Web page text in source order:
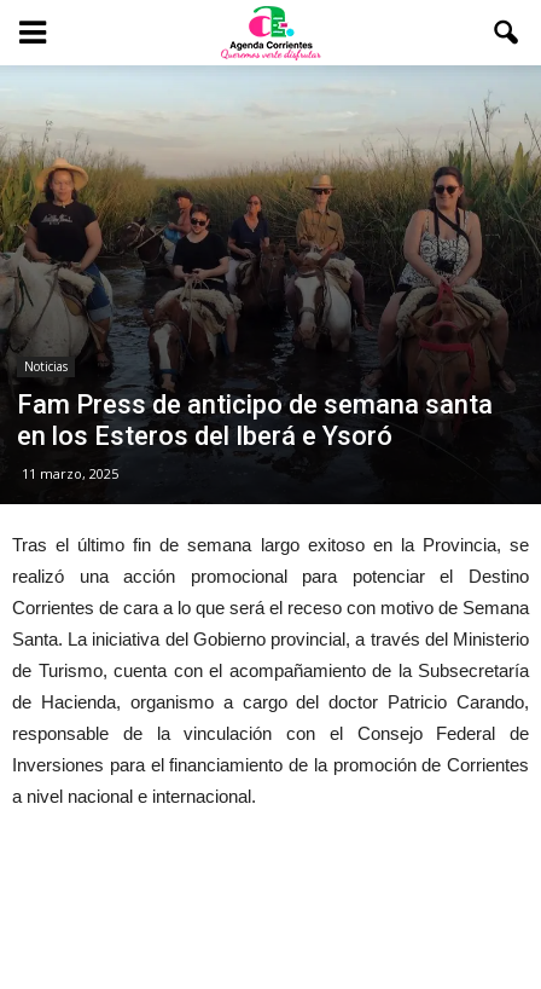
Noticias
Fam Press de anticipo de semana santa
en los Esteros del Iberá e Ysoró
11 marzo, 2025
Tras el último fin de semana largo exitoso en la Provincia, se
realizó una acción promocional para potenciar el Destino
Corrientes de cara a lo que será el receso con motivo de Semana
Santa. La iniciativa del Gobierno provincial, a través del Ministerio
de Turismo, cuenta con el acompañamiento de la Subsecretaría
de Hacienda, organismo a cargo del doctor Patricio Carando,
responsable de la vinculación con el Consejo Federal de
Inversiones para el financiamiento de la promoción de Corrientes
a nivel nacional e internacional.